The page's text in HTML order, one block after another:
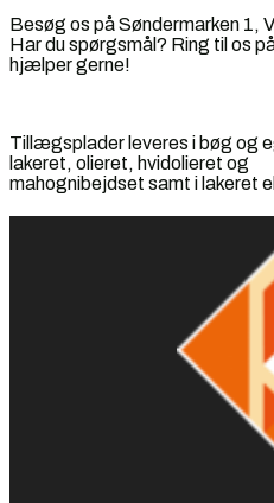
Besøg os på Søndermarken 1,
Har du spørgsmål? Ring til os
hjælper gerne!
Tillægsplader leveres i bøg og
lakeret, olieret, hvidolieret og
mahognibejdset samt i lakeret